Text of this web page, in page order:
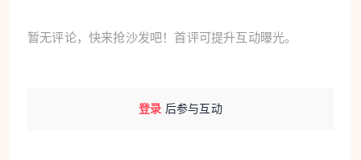
暂无评论，快来抢沙发吧！首评可提升互动曝光。
登录 后参与互动